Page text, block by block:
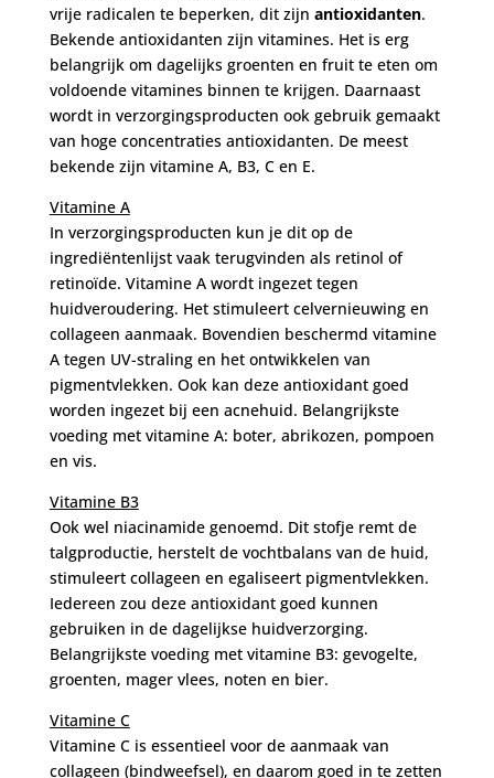
vrije radicalen te beperken, dit zijn antioxidanten.
Bekende antioxidanten zijn vitamines. Het is erg
belangrijk om dagelijks groenten en fruit te eten om
voldoende vitamines binnen te krijgen. Daarnaast
wordt in verzorgingsproducten ook gebruik gemaakt
van hoge concentraties antioxidanten. De meest
bekende zijn vitamine A, B3, C en E.
Vitamine A
In verzorgingsproducten kun je dit op de
ingrediëntenlijst vaak terugvinden als retinol of
retinoïde. Vitamine A wordt ingezet tegen
huidveroudering. Het stimuleert celvernieuwing en
collageen aanmaak. Bovendien beschermd vitamine
A tegen UV-straling en het ontwikkelen van
pigmentvlekken. Ook kan deze antioxidant goed
worden ingezet bij een acnehuid. Belangrijkste
voeding met vitamine A: boter, abrikozen, pompoen
en vis.
Vitamine B3
Ook wel niacinamide genoemd. Dit stofje remt de
talgproductie, herstelt de vochtbalans van de huid,
stimuleert collageen en egaliseert pigmentvlekken.
Iedereen zou deze antioxidant goed kunnen
gebruiken in de dagelijkse huidverzorging.
Belangrijkste voeding met vitamine B3: gevogelte,
groenten, mager vlees, noten en bier.
Vitamine C
Vitamine C is essentieel voor de aanmaak van
collageen (bindweefsel), en daarom goed in te zetten